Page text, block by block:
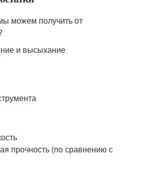
можем получить от
и высыхание
прочность (по сравнению с